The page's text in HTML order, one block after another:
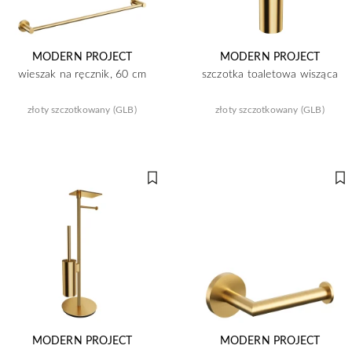
MODERN PROJECT
wieszak na ręcznik, 60 cm
złoty szczotkowany (GLB)
MODERN PROJECT
szczotka toaletowa wisząca
złoty szczotkowany (GLB)
MODERN PROJECT
MODERN PROJECT